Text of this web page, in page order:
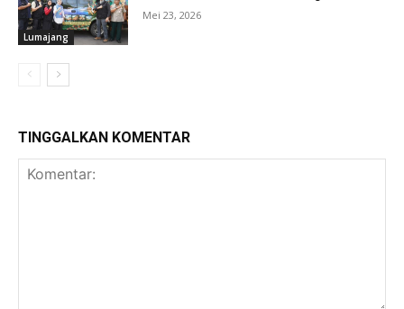
Lumajang
Mei 23, 2026
TINGGALKAN KOMENTAR